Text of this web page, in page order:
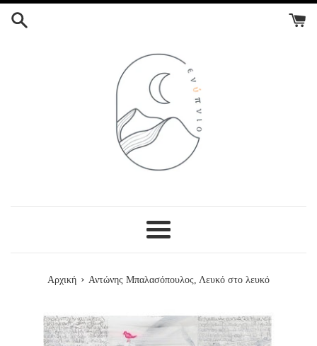
ΣΤΟ
Menu
Αρχική › Αντώνης Μπαλασόπουλος, Λευκό στο λευκό